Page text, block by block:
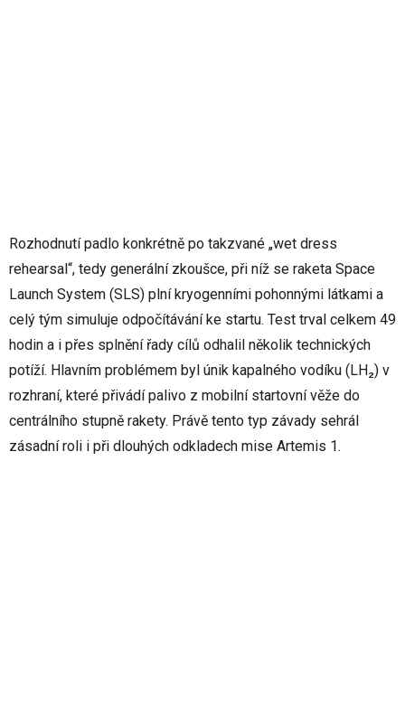
Rozhodnutí padlo konkrétně po takzvané „wet dress
rehearsal“, tedy generální zkoušce, při níž se raketa Space
Launch System (SLS) plní kryogenními pohonnými látkami a
celý tým simuluje odpočítávání ke startu. Test trval celkem 49
hodin a i přes splnění řady cílů odhalil několik technických
potíží. Hlavním problémem byl únik kapalného vodíku (LH₂) v
rozhraní, které přivádí palivo z mobilní startovní věže do
centrálního stupně rakety. Právě tento typ závady sehrál
zásadní roli i při dlouhých odkladech mise Artemis 1.